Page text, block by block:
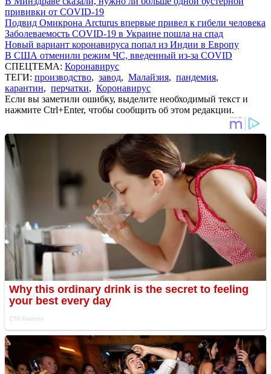
прививки от COVID-19
Подвид Омикрона Arcturus впервые привел к гибели человека
Заболеваемость COVID-19 в Украине пошла на спад
Новый вариант коронавируса попал из Индии в Европу
В США отменили режим ЧС, введенный из-за COVID
СПЕЦТЕМА: Коронавирус
ТЕГИ: производство, завод, Малайзия, пандемия,
карантин, перчатки, Коронавирус
Если вы заметили ошибку, выделите необходимый текст и
нажмите Ctrl+Enter, чтобы сообщить об этом редакции.